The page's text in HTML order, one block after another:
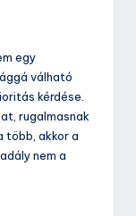
egy
válható
kérdése.
rugalmasnak
több, akkor a
nem a